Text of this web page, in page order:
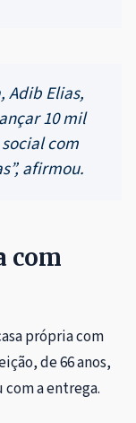
Adib Elias,
10 mil
com
afirmou.
com
própria com
de 66 anos,
a entrega.